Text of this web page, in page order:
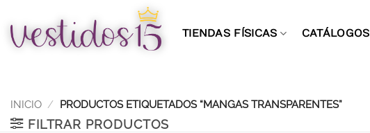
contenido
TIENDAS FÍSICAS CATÁLOGOS
INICIO / PRODUCTOS ETIQUETADOS “MANGAS TRANSPARENTES”
FILTRAR PRODUCTOS